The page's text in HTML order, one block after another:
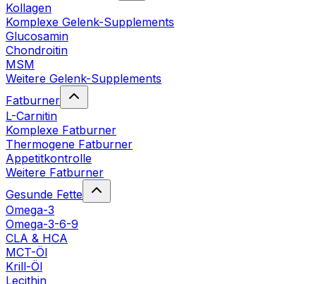
Kollagen
Komplexe Gelenk-Supplements
Glucosamin
Chondroitin
MSM
Weitere Gelenk-Supplements
Fatburner
L-Carnitin
Komplexe Fatburner
Thermogene Fatburner
Appetitkontrolle
Weitere Fatburner
Gesunde Fette
Omega-3
Omega-3-6-9
CLA & HCA
MCT-Öl
Krill-Öl
Lecithin